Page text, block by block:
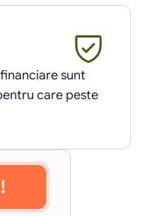
sunt
care peste